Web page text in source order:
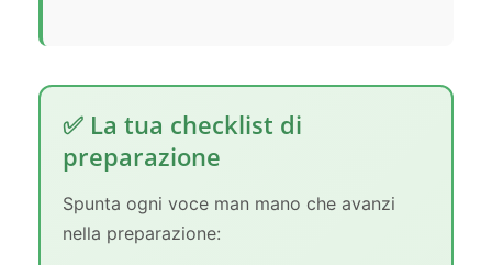
✅ La tua checklist di
preparazione
Spunta ogni voce man mano che avanzi
nella preparazione: